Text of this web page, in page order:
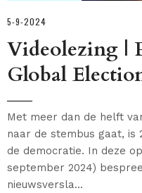
5-9-2024
Videolezing |
Global
Met meer dan de helft
naar de stembus gaat, is
de democratie. In deze
september 2024)
nieuwsversla...